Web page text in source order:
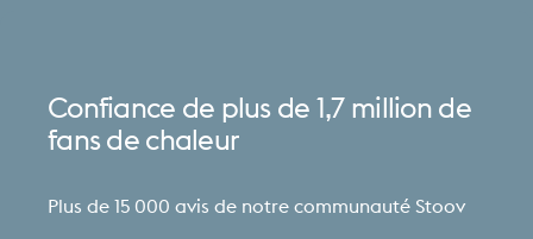
Confiance de plus de 1,7 million de
fans de chaleur
Plus de 15 000 avis de notre communauté Stoov